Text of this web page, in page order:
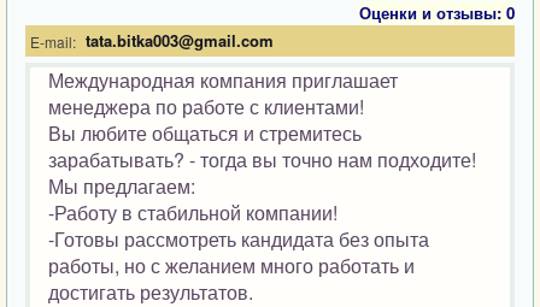
Оценки и отзывы: 0
E-mail: tata.bitka003@gmail.com
Международная компания приглашает
менеджера по работе с клиентами!
Вы любите общаться и стремитесь
зарабатывать? - тогда вы точно нам подходите!
Мы предлагаем:
-Работу в стабильной компании!
-Готовы рассмотреть кандидата без опыта
работы, но с желанием много работать и
достигать результатов.